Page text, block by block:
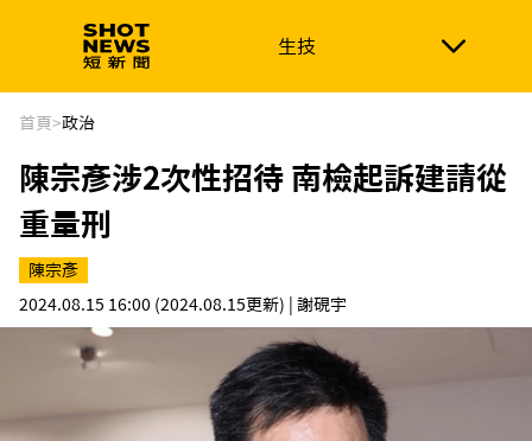
生技
生技 政治
新南向 體育
首頁>政治
陳宗彥涉2次性招待 南檢起訴建請從
重量刑
陳宗彥
2024.08.15 16:00 (2024.08.15更新) | 謝硯宇